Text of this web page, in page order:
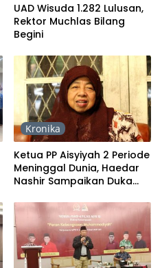
UAD Wisuda 1.282 Lulusan,
Rektor Muchlas Bilang
Begini
Kronika
Ketua PP Aisyiyah 2 Periode
Meninggal Dunia, Haedar
Nashir Sampaikan Duka